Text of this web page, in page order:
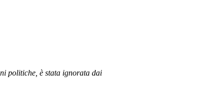
politiche, è stata ignorata dai